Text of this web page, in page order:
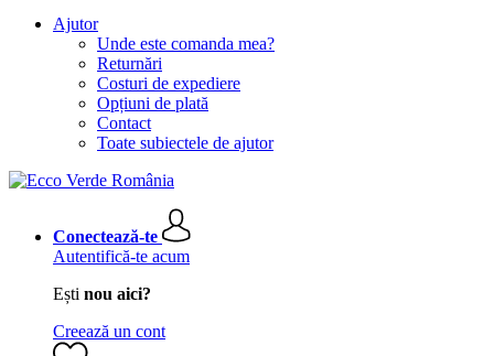
Ajutor
Unde este comanda mea?
Returnări
Costuri de expediere
Opțiuni de plată
Contact
Toate subiectele de ajutor
Conectează-te
Autentifică-te acum
Ești nou aici?
Creează un cont